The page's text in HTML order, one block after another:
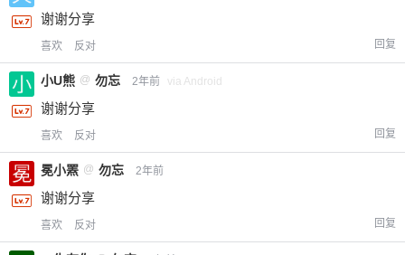
谢谢分享
喜欢 反对 回复
小U熊 @ 勿忘 2年前 via Android
谢谢分享
喜欢 反对 回复
冕小罴 @ 勿忘 2年前
谢谢分享
喜欢 反对 回复